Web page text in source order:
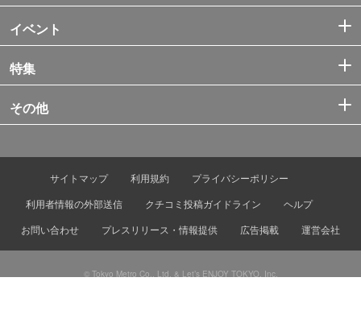
イベント
特集
その他
サイトマップ 利用規約
プライバシーポリシー
利用者情報の外部送信
クチコミ投稿ガイドライン
ヘルプ
お問い合わせ
プレスリリース・情報提供 広告掲載 運営会社
© Tokyo Metro Co., Ltd. & Let’s ENJOY TOKYO, Inc.